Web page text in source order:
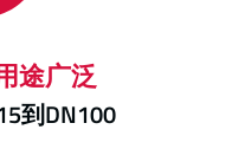
途广泛
到DN100